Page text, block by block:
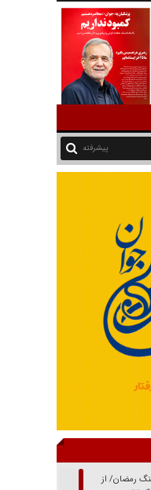
پیشرفته
جنگ رمضان/ از